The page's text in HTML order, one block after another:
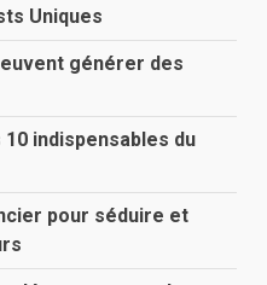
Uniques
générer des
indispensables du
pour séduire et